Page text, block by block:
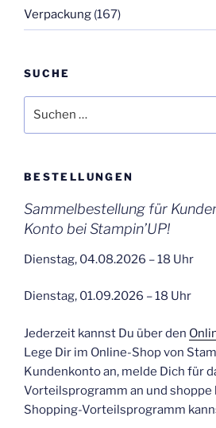
Verpackung (167)
SUCHE
nach:
BESTELLUNGEN
Sammelbestellung für
Konto bei Stampin’UP!
Dienstag, 04.08.2026 – 18 Uhr
Dienstag, 01.09.2026 – 18 Uhr
Jederzeit kannst Du über den
Lege Dir im Online-Shop von
Kundenkonto an, melde Dich für
Vorteilsprogramm an und shoppe
Shopping-Vorteilsprogramm